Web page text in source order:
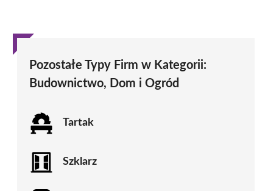
Pozostałe Typy Firm w Kategorii:
Budownictwo, Dom i Ogród
Tartak
Szklarz